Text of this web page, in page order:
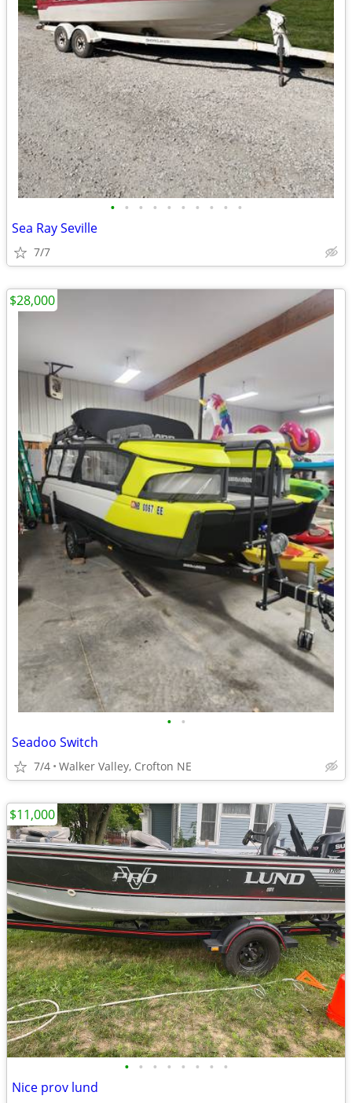
• • • • • • • • • •
Sea Ray Seville
7/7
• •
Seadoo Switch
7/4 Walker Valley, Crofton NE
$28,000
• • • • • • • •
Nice prov lund
$11,000